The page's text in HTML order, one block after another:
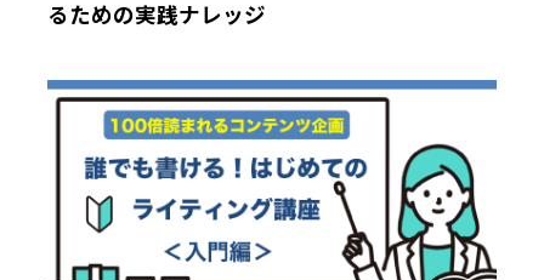
るための実践ナレッジ